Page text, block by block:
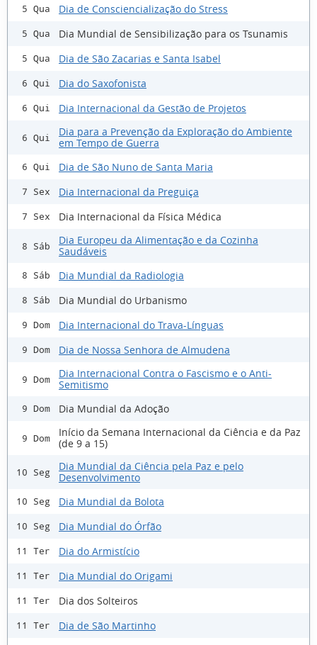
5 Qua Dia de Consciencialização do Stress
5 Qua Dia Mundial de Sensibilização para os Tsunamis
5 Qua Dia de São Zacarias e Santa Isabel
6 Qui Dia do Saxofonista
6 Qui Dia Internacional da Gestão de Projetos
6 Qui
Dia para a Prevenção da Exploração do Ambiente
em Tempo de Guerra
6 Qui Dia de São Nuno de Santa Maria
7 Sex Dia Internacional da Preguiça
7 Sex Dia Internacional da Física Médica
8 Sáb
Dia Europeu da Alimentação e da Cozinha
Saudáveis
8 Sáb Dia Mundial da Radiologia
8 Sáb Dia Mundial do Urbanismo
9 Dom Dia Internacional do Trava-Línguas
9 Dom Dia de Nossa Senhora de Almudena
9 Dom
Dia Internacional Contra o Fascismo e o Anti-
Semitismo
9 Dom Dia Mundial da Adoção
9 Dom
Início da Semana Internacional da Ciência e da Paz
(de 9 a 15)
10 Seg
Dia Mundial da Ciência pela Paz e pelo
Desenvolvimento
10 Seg Dia Mundial da Bolota
10 Seg Dia Mundial do Órfão
11 Ter Dia do Armistício
11 Ter Dia Mundial do Origami
11 Ter Dia dos Solteiros
11 Ter
Dia de São Martinho